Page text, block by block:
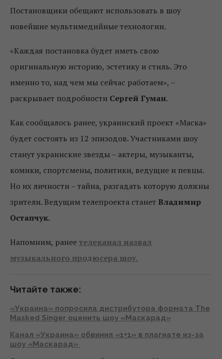
Постановщики обещают использовать в шоу
новейшие мультимедийные технологии.
«Каждая постановка будет иметь свою
оригинальную историю, эстетику и стиль. Это
именно то, над чем мы сейчас работаем», –
раскрывает подробности Сергей Гуман.
Как сообщалось ранее, украинский проект «Маска»
будет состоять из 12 эпизодов. Участниками шоу
станут украинские звезды – актеры, музыканты,
комики, спортсмены, политики, ведущие и певцы.
Но их личности – тайна, разгадать которую должны
зрители. Ведущим телепроекта станет Владимир
Остапчук.
Напомним, ранеетелеканал назвал
музыкального продюсера шоу.
Читайте также:
«Украина» попросила дистрибутора формата The
Masked Singer оценить шоу «Маскарад»
Канал «Украина» обвинил «1+1» в плагиате из-за
шоу «Маскарад»